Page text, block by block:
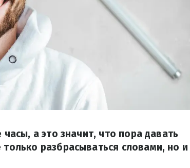
а это значит, что пора давать
разбрасываться словами, но и